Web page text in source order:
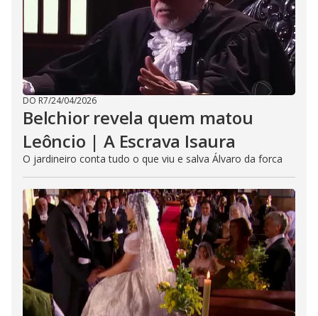
DO R7/24/04/2026
Belchior revela quem matou
Leôncio | A Escrava Isaura
O jardineiro conta tudo o que viu e salva Álvaro da forca